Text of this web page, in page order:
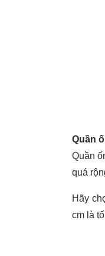
Quần
Quần
quá
Hãy
cm là